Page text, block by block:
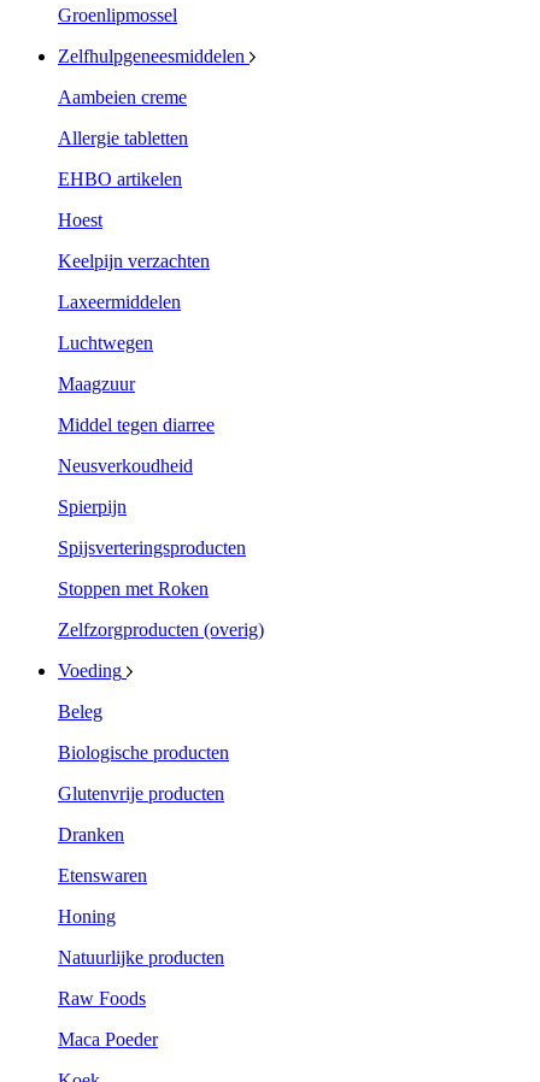
Groenlipmossel
Zelfhulpgeneesmiddelen
Aambeien creme
Allergie tabletten
EHBO artikelen
Hoest
Keelpijn verzachten
Laxeermiddelen
Luchtwegen
Maagzuur
Middel tegen diarree
Neusverkoudheid
Spierpijn
Spijsverteringsproducten
Stoppen met Roken
Zelfzorgproducten (overig)
Voeding
Beleg
Biologische producten
Glutenvrije producten
Dranken
Etenswaren
Honing
Natuurlijke producten
Raw Foods
Maca Poeder